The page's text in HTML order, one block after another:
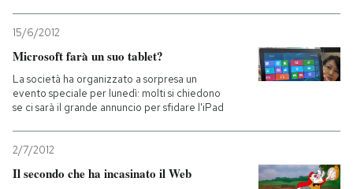
15/6/2012
Microsoft farà un suo tablet?
La società ha organizzato a sorpresa un
evento speciale per lunedì: molti si chiedono
se ci sarà il grande annuncio per sfidare l'iPad
2/7/2012
Il secondo che ha incasinato il Web